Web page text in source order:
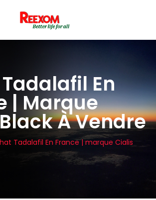
En
| Marque
À Vendre
Tadalafil En France | marque Cialis